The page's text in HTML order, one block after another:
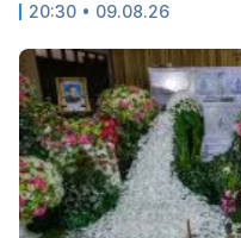
20:30 • 09.08.26